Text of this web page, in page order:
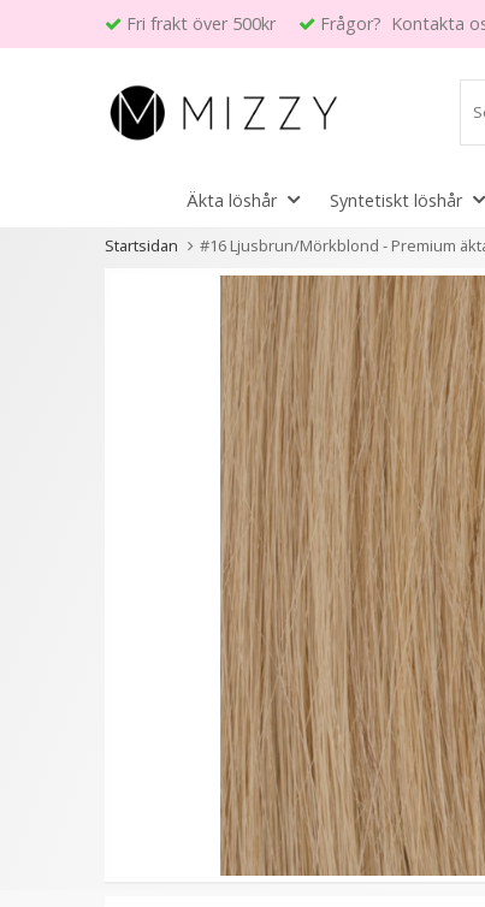
Fri frakt över 500kr Frågor? Kontakta
Äkta löshår Syntetiskt löshår
Startsidan #16 Ljusbrun/Mörkblond - Premium
Andra kunder köpte även
6 varianter
#16 Ljusbrun - Original
äkta löshår remy
nagelslingor
★ ★
189 kr
VÄLJ
#6 Mellanbrun -
äkta löshår
★ ★ ★
189
VÄLJ